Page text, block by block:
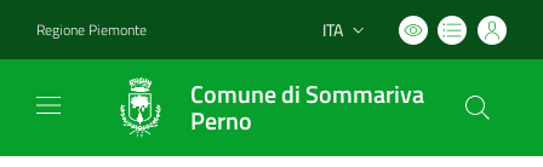
Regione Piemonte Lingua attiva:
ITA
Comune di Sommariva
Perno